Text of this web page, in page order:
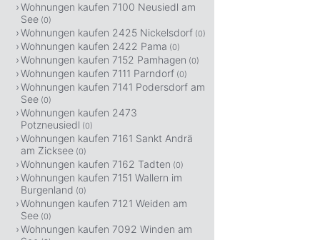
Wohnungen kaufen 7100 Neusiedl am
See (0)
Wohnungen kaufen 2425 Nickelsdorf (0)
Wohnungen kaufen 2422 Pama (0)
Wohnungen kaufen 7152 Pamhagen (0)
Wohnungen kaufen 7111 Parndorf (0)
Wohnungen kaufen 7141 Podersdorf am
See (0)
Wohnungen kaufen 2473
Potzneusiedl (0)
Wohnungen kaufen 7161 Sankt Andrä
am Zicksee (0)
Wohnungen kaufen 7162 Tadten (0)
Wohnungen kaufen 7151 Wallern im
Burgenland (0)
Wohnungen kaufen 7121 Weiden am
See (0)
Wohnungen kaufen 7092 Winden am